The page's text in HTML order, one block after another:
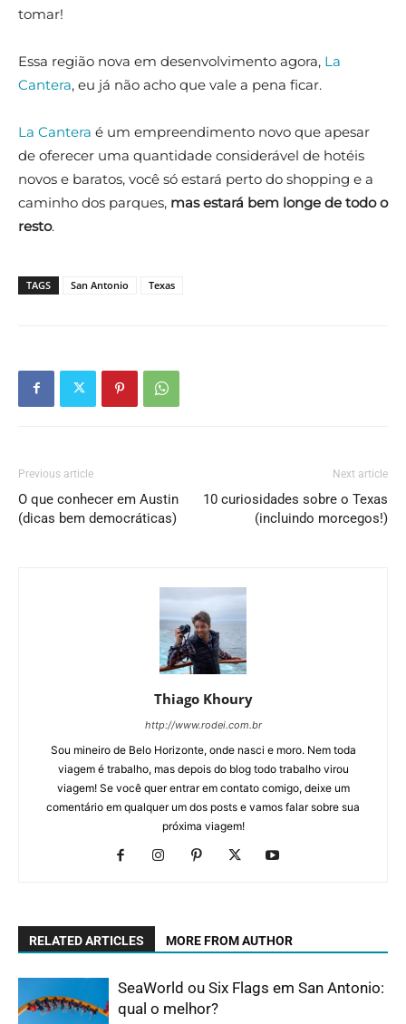
tomar!
Essa região nova em desenvolvimento agora, La
Cantera, eu já não acho que vale a pena ficar.
La Cantera é um empreendimento novo que apesar
de oferecer uma quantidade considerável de hotéis
novos e baratos, você só estará perto do shopping e a
caminho dos parques, mas estará bem longe de todo o
resto.
TAGS San Antonio Texas
Previous article
O que conhecer em Austin
(dicas bem democráticas)
Next article
10 curiosidades sobre o Texas
(incluindo morcegos!)
Thiago Khoury
http://www.rodei.com.br
Sou mineiro de Belo Horizonte, onde nasci e moro. Nem toda
viagem é trabalho, mas depois do blog todo trabalho virou
viagem! Se você quer entrar em contato comigo, deixe um
comentário em qualquer um dos posts e vamos falar sobre sua
próxima viagem!
RELATED ARTICLES MORE FROM AUTHOR
SeaWorld ou Six Flags em San Antonio:
qual o melhor?